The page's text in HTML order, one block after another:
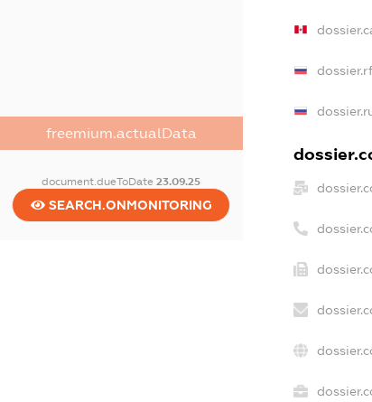
freemium.actualData
document.dueToDate23.09.25
SEARCH.ONMONITORING